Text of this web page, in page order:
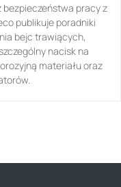
bezpieczeństwa pracy z
publikuje poradniki
bejc trawiących,
nacisk na
materiału oraz